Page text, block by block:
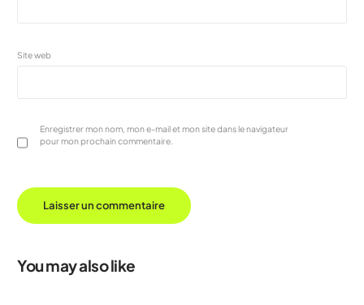
Site web
Enregistrer mon nom, mon e-mail et mon site dans le navigateur
pour mon prochain commentaire.
You may also like